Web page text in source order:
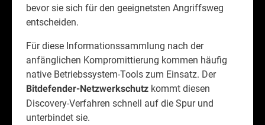
bevor sie sich für den geeignetsten Angriffsweg
entscheiden.
Für diese Informationssammlung nach der
anfänglichen Kompromittierung kommen häufig
native Betriebssystem-Tools zum Einsatz. Der
Bitdefender-Netzwerkschutz kommt diesen
Discovery-Verfahren schnell auf die Spur und
unterbindet sie.